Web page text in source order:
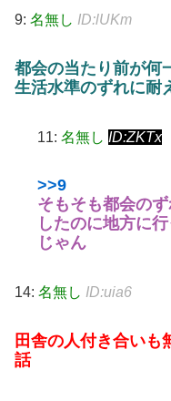
9: 名無し ID:lUKm
都会の当たり前が何
生活水準のずれに耐
11: 名無し ID:ZKTx
>>9
そもそも都会の
したのに地方に
じゃん
14: 名無し ID:uia6
田舎の人付き合いも
話